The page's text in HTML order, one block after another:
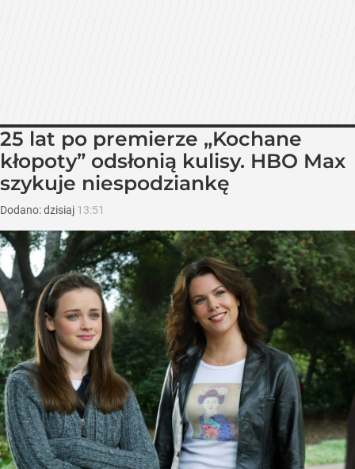
25 lat po premierze „Kochane
kłopoty” odsłonią kulisy. HBO Max
szykuje niespodziankę
Dodano:dzisiaj 13:51